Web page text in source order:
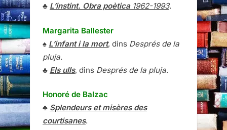
♣ L’instint. Obra poètica1962-1993.
Margarita Ballester
♠ L’infant i la mort, dins Després de la
pluja.
♣ Els ulls, dins Després de la pluja.
Honoré de Balzac
♣ Splendeurs et misères des
courtisanes.